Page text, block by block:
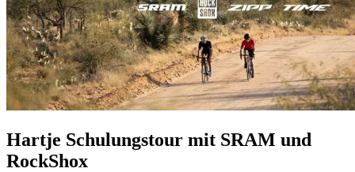
Hartje Schulungstour mit SRAM und
RockShox